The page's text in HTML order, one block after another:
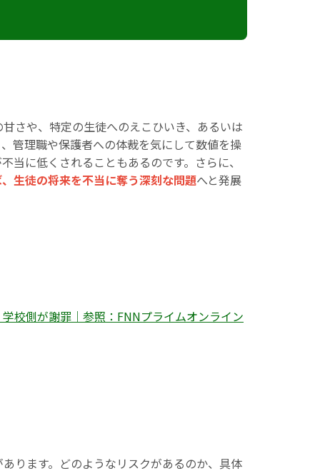
さや、特定の生徒へのえこひいき、あるいは
管理職や保護者への体裁を気にして数値を操
に低くされることもあるのです。さらに、
生徒の将来を不当に奪う深刻な問題へと発展
校側が謝罪｜参照：FNNプライムオンライン
あります。どのようなリスクがあるのか、具体